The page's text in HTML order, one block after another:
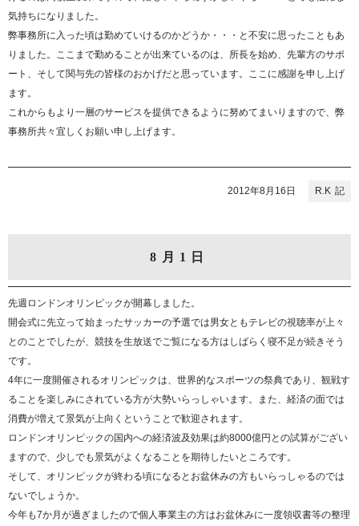
気持ちになりました。
弊事務所に入った頃は勤めていけるのかどうか・・・と不安に思ったこともあ
りました。ここまで勤めることが出来ているのは、所長を始め、先輩方のサポ
ート、そして関与先の皆様のおかげだと思っています。ここに感謝を申し上げ
ます。
これからもより一層のサービスを提供できるように努めてまいりますので、弊
事務所共々宜しくお願い申し上げます。
R.K
2012年8月16日
8月1日
先週ロンドンオリンピックが開幕しました。
開会式に先立って始まったサッカーの予選では男女ともテレビの視聴率が上々
とのことでしたが、競技を生放送でご覧になる方はしばらく寝不足が続きそう
です。
4年に一度開催されるオリンピックは、世界的なスポーツの祭典であり、観戦す
ることを楽しみにされている方が大勢いらっしゃいます。また、経済の面では
消費が増えて景気が上向くということで歓迎されます。
ロンドンオリンピックの国内への経済波及効果は約8000億円との試算がござい
ますので、少しでも景気がよくなることを期待したいところです。
そして、オリンピックが終わる頃になるとお盆休みの方もいらっしゃるのでは
ないでしょうか。
今年も7か月が過ぎましたので個人事業主の方はお盆休みに一度領収書等の整理